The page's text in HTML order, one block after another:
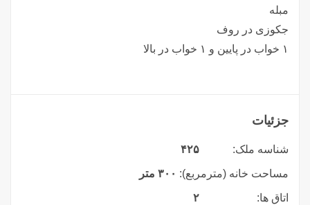
مبله
جکوزی در روف
۱ خواب در پایین و ۱ خواب در بالا
جزئیات
شناسه ملک: ۴۲۵
مساحت خانه (مترمربع): ۳۰۰ متر
اتاق ها: ۲